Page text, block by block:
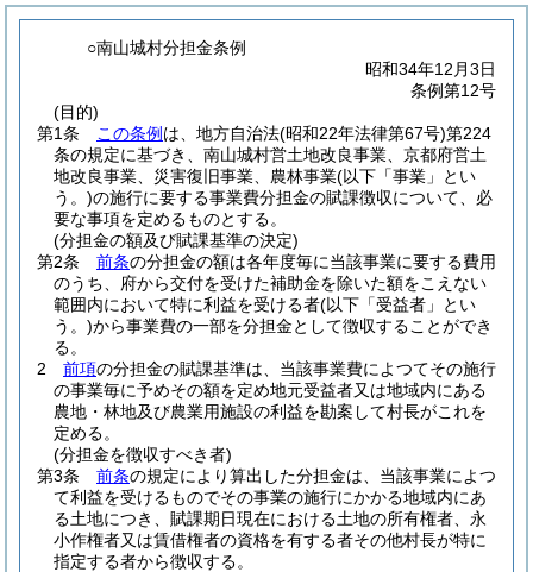
○南山城村分担金条例
昭和34年12月3日
条例第12号
(目的)
第1条
この条例 は、地方自治法(昭和22年法律第67号)第224
条の規定に基づき、南山城村営土地改良事業、京都府営土
地改良事業、災害復旧事業、農林事業(以下「事業」とい
う。)の施行に要する事業費分担金の賦課徴収について、必
要な事項を定めるものとする。
(分担金の額及び賦課基準の決定)
第2条
前条の分担金の額は各年度毎に当該事業に要する費用
のうち、府から交付を受けた補助金を除いた額をこえない
範囲内において特に利益を受ける者(以下「受益者」とい
う。)から事業費の一部を分担金として徴収することができ
る。
2
前項の分担金の賦課基準は、当該事業費によつてその施行
の事業毎に予めその額を定め地元受益者又は地域内にある
農地・林地及び農業用施設の利益を勘案して村長がこれを
定める。
(分担金を徴収すべき者)
第3条
前条の規定により算出した分担金は、当該事業によつ
て利益を受けるものでその事業の施行にかかる地域内にあ
る土地につき、賦課期日現在における土地の所有権者、永
小作権者又は賃借権者の資格を有する者その他村長が特に
指定する者から徴収する。